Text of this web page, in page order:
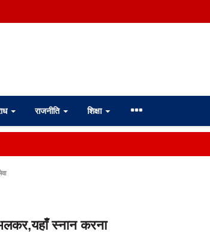
राजनीति शिक्षा
स्नान करना